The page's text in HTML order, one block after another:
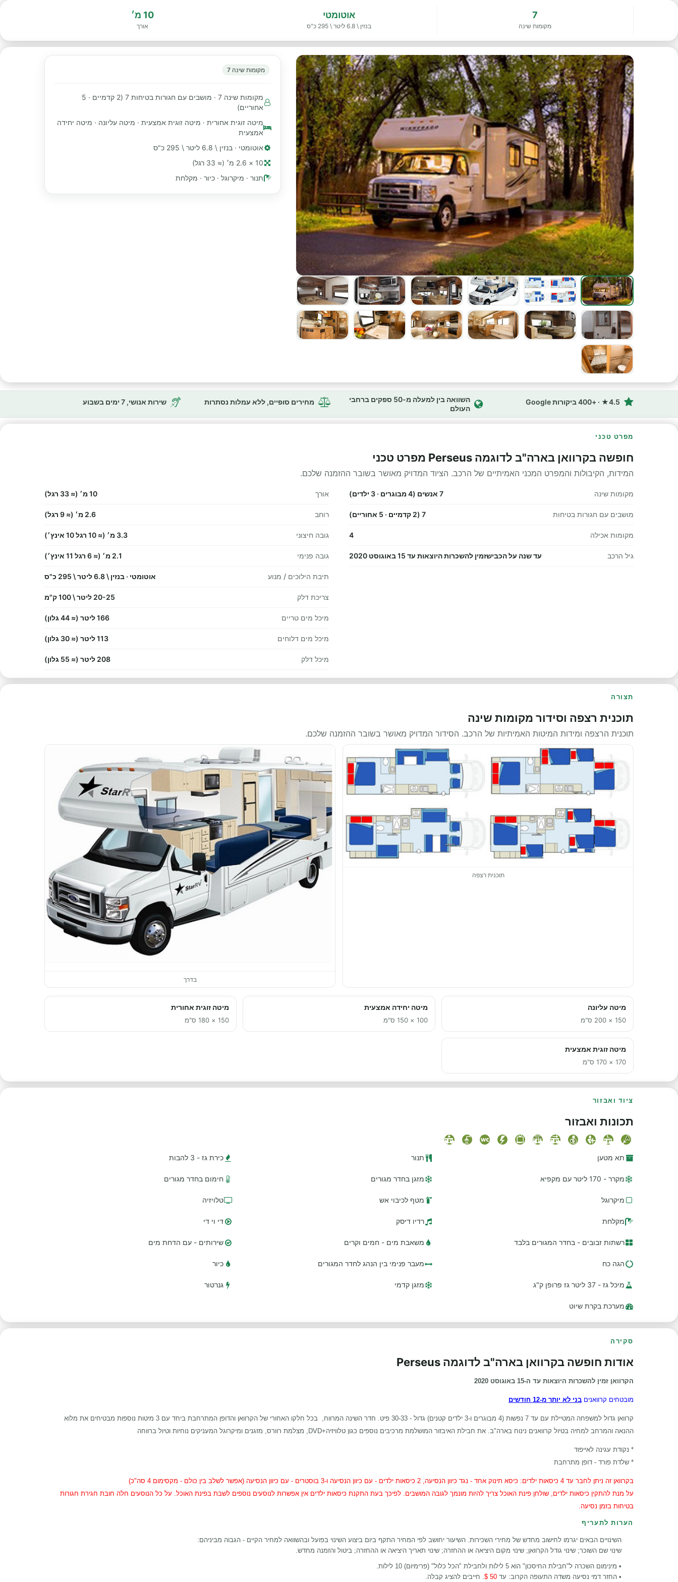
7
מקומות שינה
אוטומטי
בנזין \ 6.8 ליטר \ 295 כ"ס
10 מ׳
אורך
מקומות שינה 7
מקומות שינה 7 · מושבים עם חגורות בטיחות 7 (2 קדמיים · 5
אחוריים)
מיטה זוגית אחורית · מיטה זוגית אמצעית · מיטה עליונה · מיטה יחידה
אמצעית
אוטומטי · בנזין \ 6.8 ליטר \ 295 כ"ס
10 × 2.6 מ׳ (≈ 33 רגל)
תנור · מיקרוגל · כיור · מקלחת
4.5★ · +400 ביקורות Google
השוואה בין למעלה מ-50 ספקים ברחבי
העולם
מחירים סופיים, ללא עמלות נסתרות שירות אנושי, 7 ימים בשבוע
מפרט טכני
חופשה בקרוואן בארה"ב לדוגמה Perseus מפרט טכני
המידות, הקיבולות והמפרט המכני האמיתיים של הרכב. הציוד המדויק מאושר בשובר ההזמנה שלכם.
מקומות שינה 7 אנשים (4 מבוגרים · 3 ילדים)
מושבים עם חגורות בטיחות 7 (2 קדמיים · 5 אחוריים)
מקומות אכילה 4
גיל הרכב עד שנה על הכבישזמין להשכרות היוצאות עד 15 באוגוסט 2020
אורך 10 מ׳ (≈ 33 רגל)
רוחב 2.6 מ׳ (≈ 9 רגל)
גובה חיצוני 3.3 מ׳ (≈ 10 רגל 10 אינץ׳)
גובה פנימי 2.1 מ׳ (≈ 6 רגל 11 אינץ׳)
תיבת הילוכים / מנוע אוטומטי · בנזין \ 6.8 ליטר \ 295 כ"ס
צריכת דלק 20-25 ליטר \ 100 ק"מ
מיכל מים טריים 166 ליטר (≈ 44 גלון)
מיכל מים דלוחים 113 ליטר (≈ 30 גלון)
מיכל דלק 208 ליטר (≈ 55 גלון)
תצורה
תוכנית רצפה וסידור מקומות שינה
תוכנית הרצפה ומידות המיטות האמיתיות של הרכב. הסידור המדויק מאושר בשובר ההזמנה שלכם.
תוכנית רצפה
בדרך
מיטה עליונה
150 × 200 ס"מ
מיטה יחידה אמצעית
100 × 150 ס"מ
מיטה זוגית אחורית
150 × 180 ס"מ
מיטה זוגית אמצעית
170 × 170 ס"מ
ציוד ואבזור
תכונות ואבזור
תא מטען תנור כירת גז - 3 להבות
מקרר - 170 ליטר עם מקפיא מזגן בחדר מגורים חימום בחדר מגורים
מיקרוגל מטף לכיבוי אש טלויזיה
מקלחת רדיו דיסק די וי די
רשתות זבובים - בחדר המגורים בלבד משאבת מים - חמים וקרים שירותים - עם הדחת מים
הגה כח מעבר פנימי בין הנהג לחדר המגורים כיור
מיכל גז - 37 ליטר גז פרופן ק"ג מזגן קדמי גנרטור
מערכת בקרת שיוט
סקירה
אודות חופשה בקרוואן בארה"ב לדוגמה Perseus
הקרוואן זמין להשכרות היוצאות עד ה-15 באוגוסט 2020
מובטחים קרוואנים בני לא יותר מ-12 חודשים
קרוואן גדול למשפחה המטיילת עם עד 7 נפשות (4 מבוגרים ו-3 ילדים קטנים)
גדול - 30-33 פיט. חדר השינה המרווח, בכל חלקו האחורי של הקרוואן והדופן המתרחבת ביחד עם 3 מיטות נוספות מבטיחים את מלוא
ההנאה והמרחב למחיה בטיול קרוואנים נינוח בארה"ב. את חבילת האיבזור המושלמת מרכיבים נוספים כגון טלוויזיה+DVD, מצלמת רוורס, מזגנים ומיקרוגל המעניקים נוחיות וטיול ברווחה
* נקודת עגינה לאייפוד
* שלדת פורד - דופן מתרחבת
בקרוואן זה ניתן לחבר עד 4 כיסאות ילדים: כיסא תינוק אחד - נגד כיוון הנסיעה, 2 כיסאות ילדים - עם כיוון הנסיעה ו-3 בוסטרים - עם כיוון הנסיעה (אפשר לשלב בין כולם - מקסימום 4 סה"כ)
על מנת להתקין כיסאות ילדים, שולחן פינת האוכל צריך להיות מונמך לגובה המושבים. לפיכך בעת התקנת כיסאות ילדים אין אפשרות לנוסעים נוספים לשבת בפינת האוכל. על כל הנוסעים חלה חובת חגירת חגורות
בטיחות בזמן נסיעה.
הערות לתעריף
השינויים הבאים יגרמו לחישוב מחדש של מחירי השכירות. השיעור יחושב לפי המחיר התקף ביום ביצוע השינוי בפועל ובהשוואה למחיר הקיים - הגבוה מביניהם:
שינוי שם השוכר; שינוי גודל הקרוואן; שינוי מקום היציאה או ההחזרה; שינוי תאריך היציאה או ההחזרה; ביטול והזמנה מחדש.
• מינימום השכרה ל"חבילת החיסכון" הוא 5 לילות ולחבילת "הכל כלול" (פרימיום) 10 לילות.
• החזר דמי נסיעה משדה התעופה הקרוב: עד 50 $ . חייבים להציג קבלה.